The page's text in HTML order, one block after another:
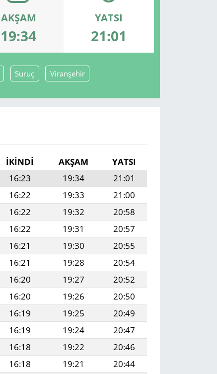
AKŞAM
19:34
YATSI
21:01
Suruç Viranşehir
İKINDI AKŞAM
YATSI
16:23 19:34
21:01
16:22 19:33
21:00
16:22 19:32
20:58
16:22 19:31
20:57
16:21 19:30
20:55
16:21 19:28
20:54
16:20 19:27
20:52
16:20 19:26
20:50
16:19 19:25
20:49
16:19 19:24
20:47
16:18 19:22
20:46
16:18 19:21
20:44